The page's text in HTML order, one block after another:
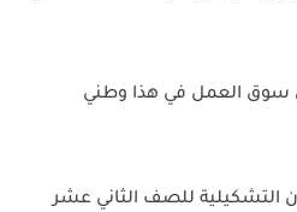
سوق العمل في هذا وطني
التشكيلية للصف الثاني عشر